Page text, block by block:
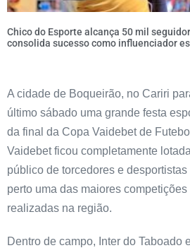
Chico do Esporte alcança 50 mil
consolida sucesso como influenciador
A cidade de Boqueirão, no Cariri
último sábado uma grande festa
da final da Copa Vaidebet de
Vaidebet ficou completamente
público de torcedores e
perto uma das maiores
realizadas na região.
Dentro de campo, Inter do Taboado